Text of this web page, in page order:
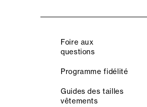
Foire aux
questions
Programme fidélité
Guides des tailles
vêtements